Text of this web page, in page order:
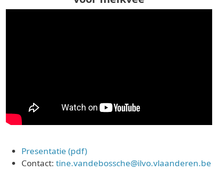
Presentatie (pdf)
Contact: tine.vandebossche@ilvo.vlaanderen.be